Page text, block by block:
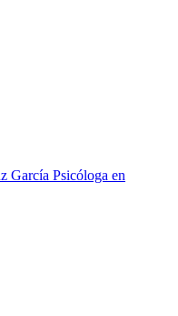
García Psicóloga en